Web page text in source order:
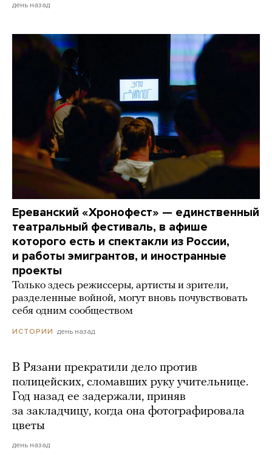
день назад
Ереванский «Хронофест» — единственный
театральный фестиваль, в афише
которого есть и спектакли из России,
и работы эмигрантов, и иностранные
проекты
Только здесь режиссеры, артисты и зрители,
разделенные войной, могут вновь почувствовать
себя одним сообществом
ИСТОРИИ день назад
В Рязани прекратили дело против
полицейских, сломавших руку учительнице.
Год назад ее задержали, приняв
за закладчицу, когда она фотографировала
цветы
день назад